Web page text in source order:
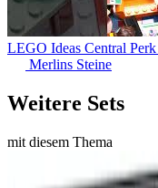
LEGO Ideas Central
Merlins Steine
Weitere Sets
mit diesem Thema